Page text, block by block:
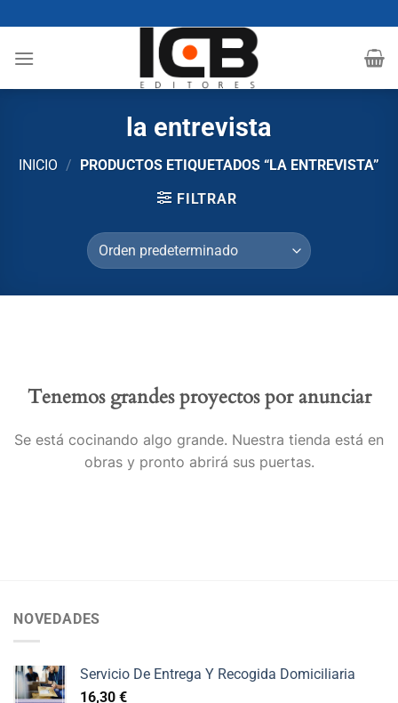
al
contenido
la entrevista
INICIO /
PRODUCTOS ETIQUETADOS “LA ENTREVISTA”
FILTRAR
Tenemos grandes proyectos por anunciar
Se está cocinando algo grande. Nuestra tienda está en
obras y pronto abrirá sus puertas.
NOVEDADES
Servicio De Entrega Y Recogida Domiciliaria
16,30 €